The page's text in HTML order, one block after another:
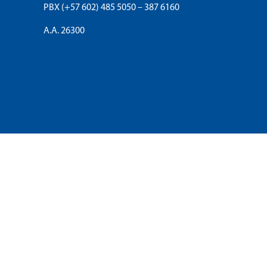
PBX (+57 602) 485 5050 – 387 6160
A.A. 26300